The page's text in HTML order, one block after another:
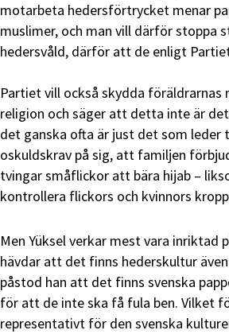
motarbeta hedersförtrycket menar
muslimer, och man vill därför
hedersvåld, därför att de enligt
Partiet vill också skydda
religion och säger att detta inte är
det ganska ofta är just det som
oskuldskrav på sig, att familjen
tvingar småflickor att bära hijab –
kontrollera flickors och kvinnors
Men Yüksel verkar mest vara
hävdar att det finns hederskultur
påstod han att det finns svenska
för att de inte ska få fula ben. Vilket
representativt för den svenska